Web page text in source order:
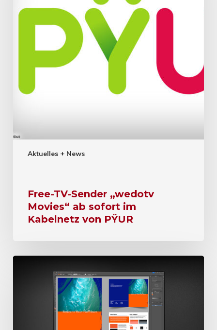
Aktuelles + News
Free-TV-Sender „wedotv
Movies“ ab sofort im
Kabelnetz von PŸUR